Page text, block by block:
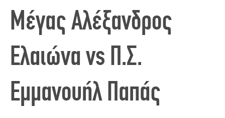
Μέγας Αλέξανδρος
Ελαιώνα vs Π.Σ.
Εμμανουήλ Παπάς